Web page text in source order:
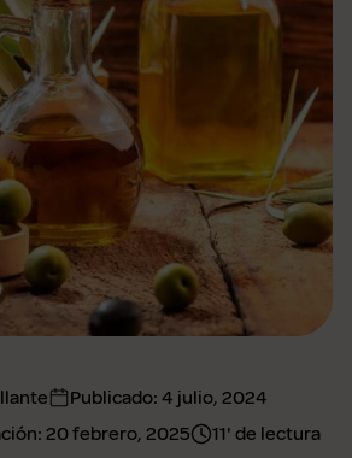
Publicado: 4 julio, 2024
20 febrero, 2025 11' de lectura